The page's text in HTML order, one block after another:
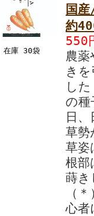
在庫 30袋
国
約
550
農薬
き
し
の種
日
草勢
草姿
根部
蒔き
（
心者